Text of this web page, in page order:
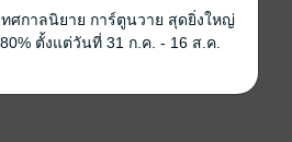
ทศกาลนิยาย การ์ตูนวาย สุดยิ่งใหญ่
ตั้งแต่วันที่ 31 ก.ค. - 16 ส.ค.